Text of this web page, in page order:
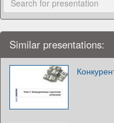
Similar presentations: